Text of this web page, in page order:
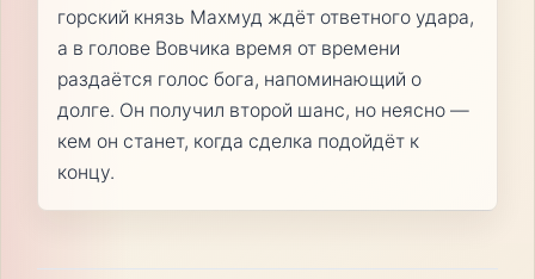
горский князь Махмуд ждёт ответного удара,
а в голове Вовчика время от времени
раздаётся голос бога, напоминающий о
долге. Он получил второй шанс, но неясно —
кем он станет, когда сделка подойдёт к
концу.